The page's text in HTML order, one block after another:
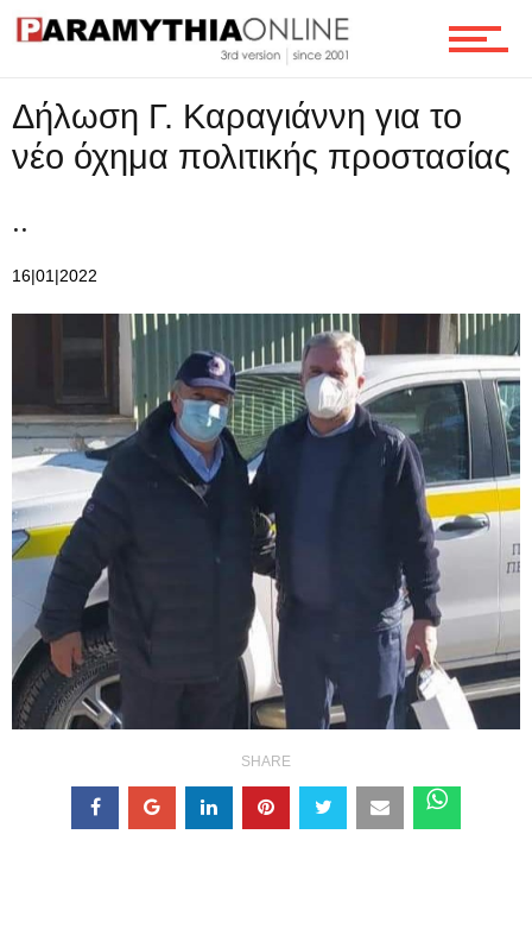
Ροή
Επικοινωνία
Δήλωση Γ. Καραγιάννη για το
νέο όχημα πολιτικής προστασίας
..
16|01|2022
SHARE